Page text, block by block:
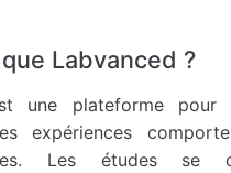
Labvanced ?
une plateforme pour
expériences
Les études se